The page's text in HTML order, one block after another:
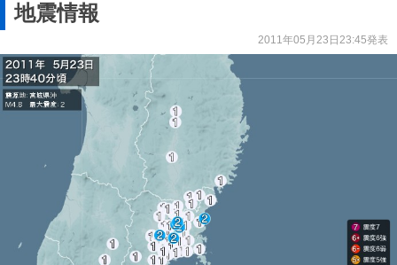
地震情報
2011年05月23日23:45発表